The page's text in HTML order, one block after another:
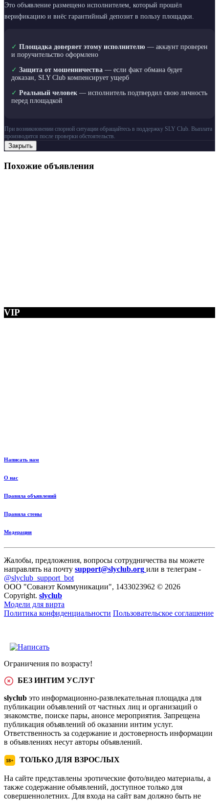
Это объявление размещено исполнителем, который прошёл
верификацию и внёс гарантийный депозит в пользу площадки.
✓ Площадка доверяет этому исполнителю — аккаунт проверен
и поручительство оформлено
✓ Защита от мошенничества — если факт обмана будет
доказан, SLY Club компенсирует ущерб
✓ Реальный человек — исполнитель подтвердил свою личность
перед площадкой
При возникновении спорной ситуации обращайтесь в поддержку SLY Club. Выплата
производится после проверки обстоятельств.
Закрыть
Похожие объявления
VIP
Написать нам
О нас
Правила объявлений
Правила стены
Модерация
Жалобы, предложения, вопросы сотрудничества вы можете
направлять на почту support@slyclub.org или в телеграм -
@slyclub_support_bot
ООО "Сованэт Коммуникации", 1433023962 © 2026
Copyright. slyclub
Модели для вирта
Политика конфиденциальности Пользовательское соглашение
Ограничения по возрасту!
БЕЗ ИНТИМ УСЛУГ
slyclub это информационно-развлекательная площадка для
публикации объявлений от частных лиц и организаций о
знакомстве, поиске пары, анонсе мероприятия. Запрещена
публикация объявлений об оказании интим услуг.
Ответственность за содержание и достоверность информации
в объявлениях несут авторы объявлений.
18+ ТОЛЬКО ДЛЯ ВЗРОСЛЫХ
На сайте представлены эротические фото/видео материалы, а
также содержание объявлений, доступное только для
совершеннолетних. Для входа на сайт вам должно быть не